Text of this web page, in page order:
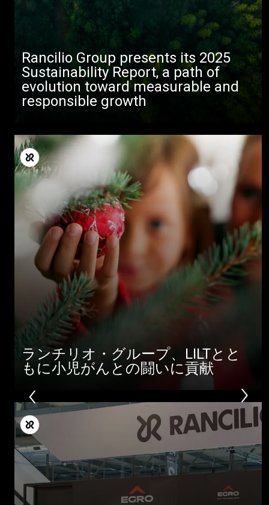
Rancilio Group presents its 2025
Sustainability Report, a path of
evolution toward measurable and
responsible growth
ランチリオ・グループ、LILTとと
もに小児がんとの闘いに貢献
製品情報
ニュース
ダウンロード
もっと見る